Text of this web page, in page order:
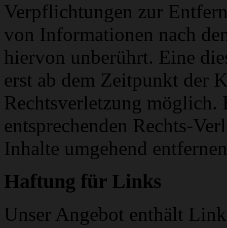
Verpflichtungen zur
von Informationen nach
hiervon unberührt. Eine
erst ab dem Zeitpunkt der
Rechtsverletzung möglich.
entsprechenden Rechts-
Inhalte umgehend
Haftung für Links
Unser Angebot enthält